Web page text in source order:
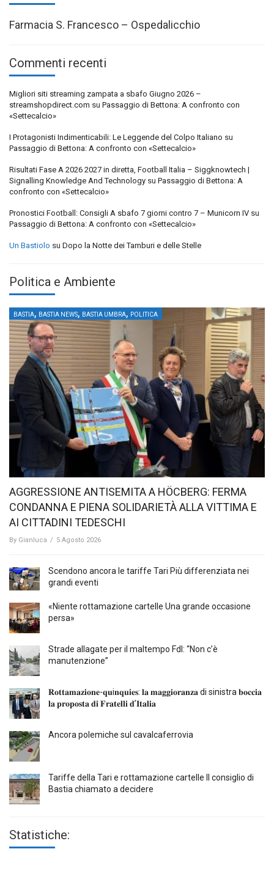
Farmacia S. Francesco – Ospedalicchio
Commenti recenti
Migliori siti streaming zampata a sbafo Giugno 2026 –
streamshopdirect.com su Passaggio di Bettona: A confronto con
«Settecalcio»
I Protagonisti Indimenticabili: Le Leggende del Colpo Italiano su
Passaggio di Bettona: A confronto con «Settecalcio»
Risultati Fase A 2026 2027 in diretta, Football Italia – Siggknowtech |
Signalling Knowledge And Technology su Passaggio di Bettona: A
confronto con «Settecalcio»
Pronostici Football: Consigli A sbafo 7 giorni contro 7 – Municorn IV su
Passaggio di Bettona: A confronto con «Settecalcio»
Un Bastiolo su Dopo la Notte dei Tamburi e delle Stelle
Politica e Ambiente
BASTIA, BASTIA NEWS, BASTIA UMBRA, POLITICA
AGGRESSIONE ANTISEMITA A HÖCBERG: FERMA
CONDANNA E PIENA SOLIDARIETÀ ALLA VITTIMA E
AI CITTADINI TEDESCHI
By Gianluca / 5 Agosto 2026
Scendono ancora le tariffe Tari Più differenziata nei
grandi eventi
«Niente rottamazione cartelle Una grande occasione
persa»
Strade allagate per il maltempo FdI: “Non c’è
manutenzione”
𝐑𝐨𝐭𝐭𝐚𝐦𝐚𝐳𝐢𝐨𝐧𝐞-𝐪𝐮i𝐧𝐪𝐮𝐢𝐞𝐬: 𝐥𝐚 𝐦𝐚𝐠𝐠𝐢𝐨𝐫𝐚𝐧𝐳𝐚 di sinistra 𝐛𝐨𝐜𝐜𝐢𝐚
𝐥𝐚 𝐩𝐫𝐨𝐩𝐨𝐬𝐭𝐚 𝐝𝐢 𝐅𝐫𝐚𝐭𝐞𝐥𝐥𝐢 𝐝’𝐈𝐭𝐚𝐥𝐢𝐚
Ancora polemiche sul cavalcaferrovia
Tariffe della Tari e rottamazione cartelle Il consiglio di
Bastia chiamato a decidere
Statistiche: